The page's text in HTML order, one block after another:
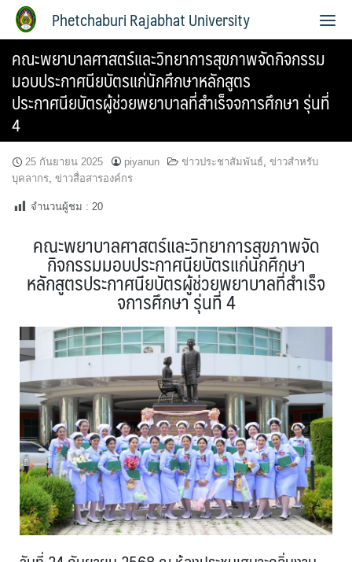
Phetchaburi Rajabhat University
คณะพยาบาลศาสตร์และวิทยาการสุขภาพจัดกิจกรรม
มอบประกาศนียบัตรแก่นักศึกษาหลักสูตร
ประกาศนียบัตรผู้ช่วยพยาบาลที่สำเร็จจการศึกษา รุ่นที่
4
25 กันยายน 2025 piyanun ข่าวประชาสัมพันธ์, ข่าวสำหรับ
บุคลากร, ข่าวสื่อสารองค์กร
จำนวนผู้ชม : 20
คณะพยาบาลศาสตร์และวิทยาการสุขภาพจัด
กิจกรรมมอบประกาศนียบัตรแก่นักศึกษา
หลักสูตรประกาศนียบัตรผู้ช่วยพยาบาลที่สำเร็จ
จการศึกษา รุ่นที่ 4